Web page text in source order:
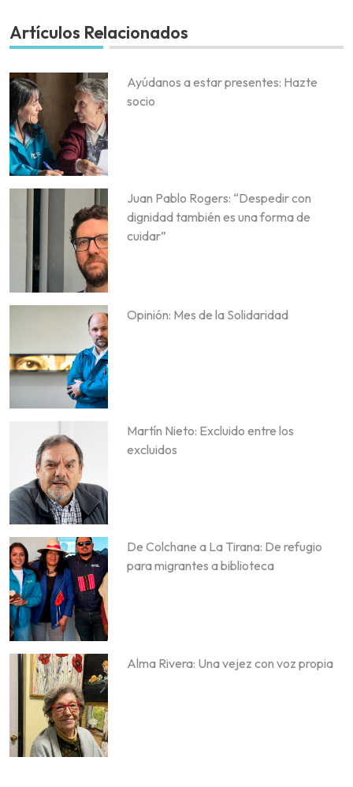
Artículos Relacionados
Ayúdanos a estar presentes: Hazte
socio
Juan Pablo Rogers: “Despedir con
dignidad también es una forma de
cuidar”
Opinión: Mes de la Solidaridad
Martín Nieto: Excluido entre los
excluidos
De Colchane a La Tirana: De refugio
para migrantes a biblioteca
Alma Rivera: Una vejez con voz propia